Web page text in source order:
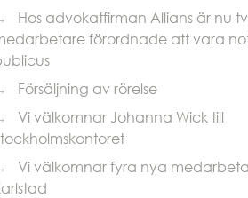
Hos advokatfirman Allians är nu
förordnade att vara
Försäljning av rörelse
Vi välkomnar Johanna Wick till
Vi välkomnar fyra nya